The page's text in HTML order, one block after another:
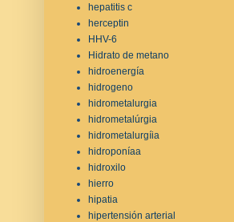
hepatitis c
herceptin
HHV-6
Hidrato de metano
hidroenergía
hidrogeno
hidrometalurgia
hidrometalúrgia
hidrometalurgíia
hidroponíaa
hidroxilo
hierro
hipatia
hipertensión arterial